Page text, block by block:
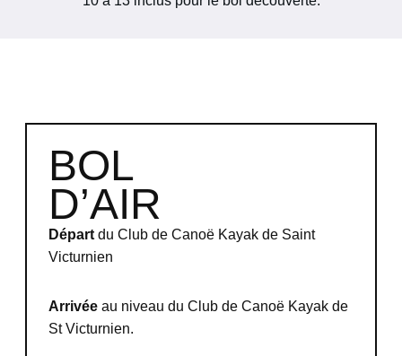
BOL
D’AIR
Départdu Club de Canoë Kayak de Saint
Victurnien
Arrivéeau niveau du Club de Canoë Kayak de
St Victurnien.